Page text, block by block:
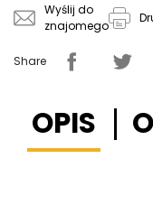
Wyślij do
znajomego
Share
OPIS